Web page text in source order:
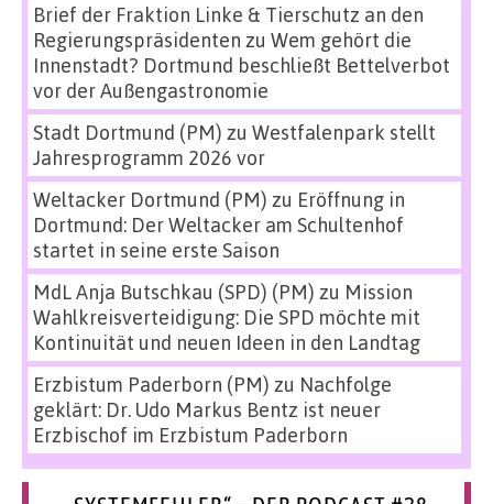
Brief der Fraktion Linke & Tierschutz an den
Regierungspräsidenten zu Wem gehört die
Innenstadt? Dortmund beschließt Bettelverbot
vor der Außengastronomie
Stadt Dortmund (PM) zu Westfalenpark stellt
Jahresprogramm 2026 vor
Weltacker Dortmund (PM) zu Eröffnung in
Dortmund: Der Weltacker am Schultenhof
startet in seine erste Saison
MdL Anja Butschkau (SPD) (PM) zu Mission
Wahlkreisverteidigung: Die SPD möchte mit
Kontinuität und neuen Ideen in den Landtag
Erzbistum Paderborn (PM) zu Nachfolge
geklärt: Dr. Udo Markus Bentz ist neuer
Erzbischof im Erzbistum Paderborn